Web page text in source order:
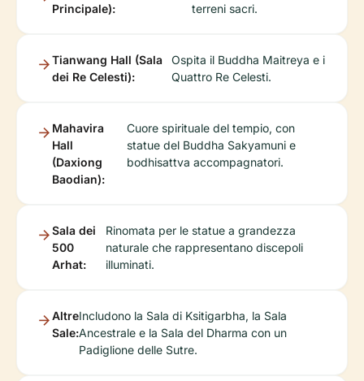
Principale):
terreni sacri.
Tianwang Hall (Sala
dei Re Celesti):
Ospita il Buddha Maitreya e i
Quattro Re Celesti.
Mahavira
Hall
(Daxiong
Baodian):
Cuore spirituale del tempio, con
statue del Buddha Sakyamuni e
bodhisattva accompagnatori.
Sala dei
500
Arhat:
Rinomata per le statue a grandezza
naturale che rappresentano discepoli
illuminati.
Altre
Sale:
Includono la Sala di Ksitigarbha, la Sala
Ancestrale e la Sala del Dharma con un
Padiglione delle Sutre.